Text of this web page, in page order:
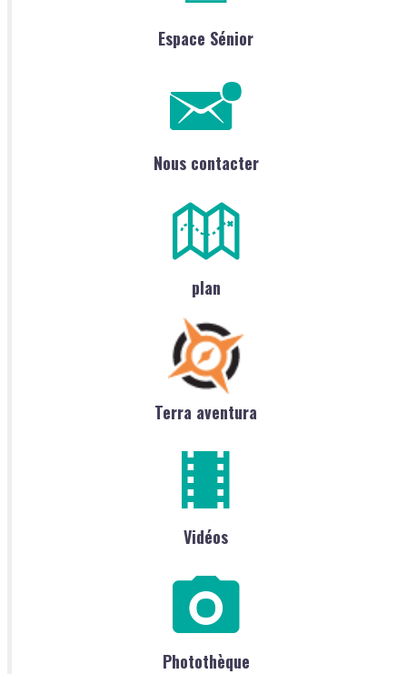
Espace Sénior
Nous contacter
plan
Terra aventura
Vidéos
Photothèque